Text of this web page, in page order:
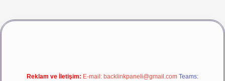
vdcasino girişbetexper
Reklam ve İletişim: E-mail: backlinkpaneli@gmail.com Teams: